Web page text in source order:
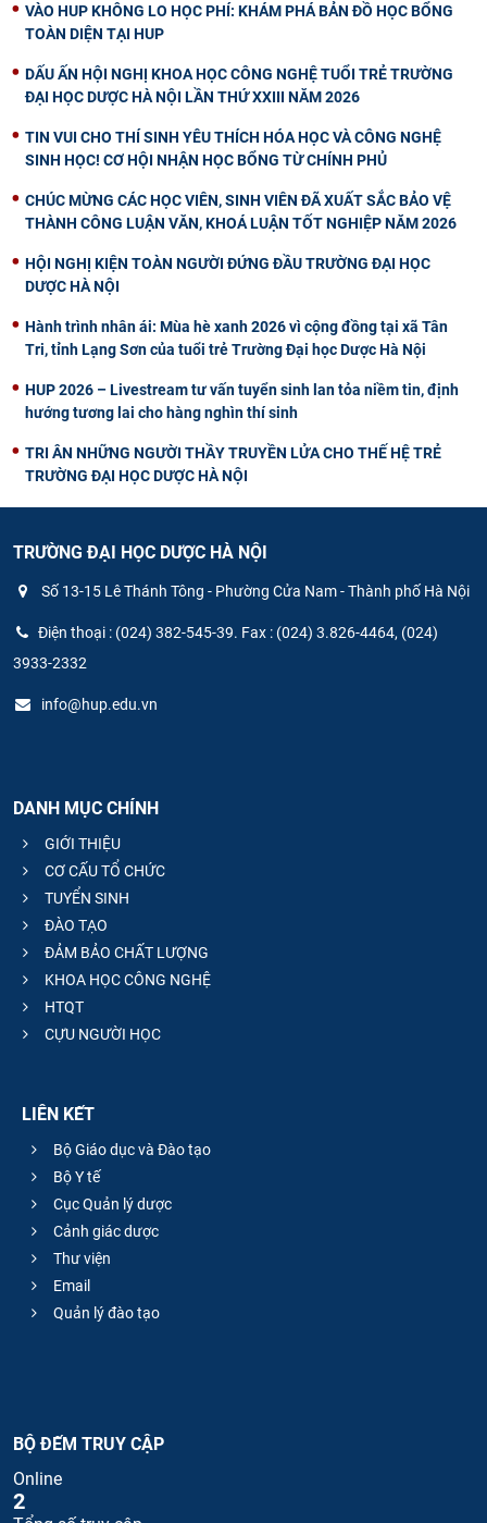
VÀO HUP KHÔNG LO HỌC PHÍ: KHÁM PHÁ BẢN ĐỒ HỌC BỔNG
TOÀN DIỆN TẠI HUP
DẤU ẤN HỘI NGHỊ KHOA HỌC CÔNG NGHỆ TUỔI TRẺ TRƯỜNG
ĐẠI HỌC DƯỢC HÀ NỘI LẦN THỨ XXIII NĂM 2026
TIN VUI CHO THÍ SINH YÊU THÍCH HÓA HỌC VÀ CÔNG NGHỆ
SINH HỌC! CƠ HỘI NHẬN HỌC BỔNG TỪ CHÍNH PHỦ
CHÚC MỪNG CÁC HỌC VIÊN, SINH VIÊN ĐÃ XUẤT SẮC BẢO VỆ
THÀNH CÔNG LUẬN VĂN, KHOÁ LUẬN TỐT NGHIỆP NĂM 2026
HỘI NGHỊ KIỆN TOÀN NGƯỜI ĐỨNG ĐẦU TRƯỜNG ĐẠI HỌC
DƯỢC HÀ NỘI
Hành trình nhân ái: Mùa hè xanh 2026 vì cộng đồng tại xã Tân
Tri, tỉnh Lạng Sơn của tuổi trẻ Trường Đại học Dược Hà Nội
HUP 2026 – Livestream tư vấn tuyển sinh lan tỏa niềm tin, định
hướng tương lai cho hàng nghìn thí sinh
TRI ÂN NHỮNG NGƯỜI THẦY TRUYỀN LỬA CHO THẾ HỆ TRẺ
TRƯỜNG ĐẠI HỌC DƯỢC HÀ NỘI
TRƯỜNG ĐẠI HỌC DƯỢC HÀ NỘI
Số 13-15 Lê Thánh Tông - Phường Cửa Nam - Thành phố Hà Nội
Điện thoại : (024) 382-545-39. Fax : (024) 3.826-4464, (024)
3933-2332
info@hup.edu.vn
DANH MỤC CHÍNH
GIỚI THIỆU
CƠ CẤU TỔ CHỨC
TUYỂN SINH
ĐÀO TẠO
ĐẢM BẢO CHẤT LƯỢNG
KHOA HỌC CÔNG NGHỆ
HTQT
CỰU NGƯỜI HỌC
LIÊN KẾT
Bộ Giáo dục và Đào tạo
Bộ Y tế
Cục Quản lý dược
Cảnh giác dược
Thư viện
Email
Quản lý đào tạo
BỘ ĐẾM TRUY CẬP
Online
2